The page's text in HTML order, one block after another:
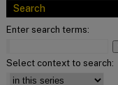
Search
Enter search terms:
Select context to search: